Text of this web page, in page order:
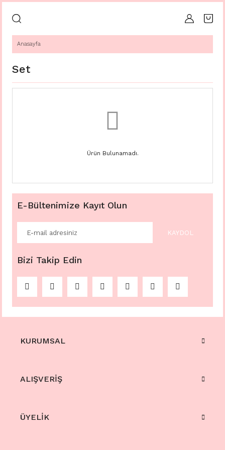
Anasayfa
Set
Ürün Bulunamadı.
E-Bültenimize Kayıt Olun
KAYDOL
Bizi Takip Edin
KURUMSAL
ALIŞVERİŞ
ÜYELİK